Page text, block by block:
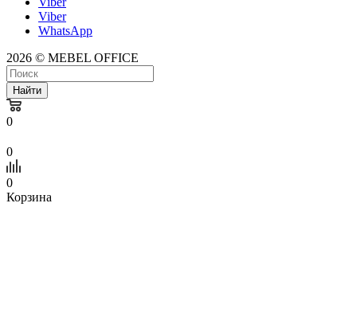
Viber
WhatsApp
2026 © MEBEL OFFICE
Найти
0
0
0
Корзина